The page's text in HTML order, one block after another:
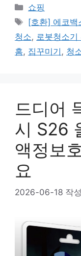
카
테
리
쇼핑
태
그
[호환] 에코
청소, 로봇청소기
홈, 집꾸미기 , 청
드디어
시 S26
액정보
요
2026-06-18 작